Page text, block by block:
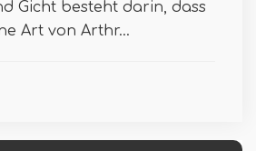
Gicht besteht darin, dass
Art von Arthr...